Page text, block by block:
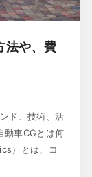
法や、費
ド、技術、活
動車CGとは何
）とは、コ